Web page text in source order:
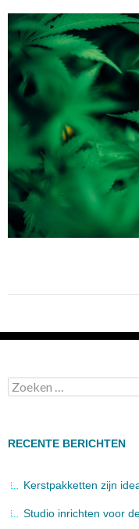
Zoeken
naar:
RECENTE BERICHTEN
Kerstpakketten zijn
Studio inrichten voor